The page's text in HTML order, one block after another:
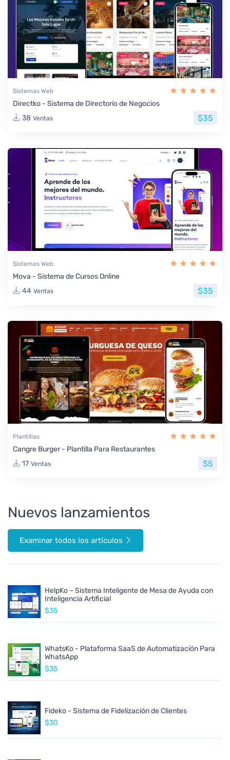
Sistemas Web
Directko - Sistema de Directorio de Negocios
38 Ventas $35
Sistemas Web
Mova - Sistema de Cursos Online
44 Ventas $35
Plantillas
Cangre Burger - Plantilla Para Restaurantes
17 Ventas $5
Nuevos lanzamientos
Examinar todos los artículos
HelpKo – Sistema Inteligente de Mesa de Ayuda con
Inteligencia Artificial
$35
WhatsKo - Plataforma SaaS de Automatización Para
WhatsApp
$35
Fideko - Sistema de Fidelización de Clientes
$30